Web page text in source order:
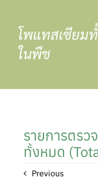
contentโพแทสเซียม
ในพืช
รายการตรว
ทั้งหมด
Previous